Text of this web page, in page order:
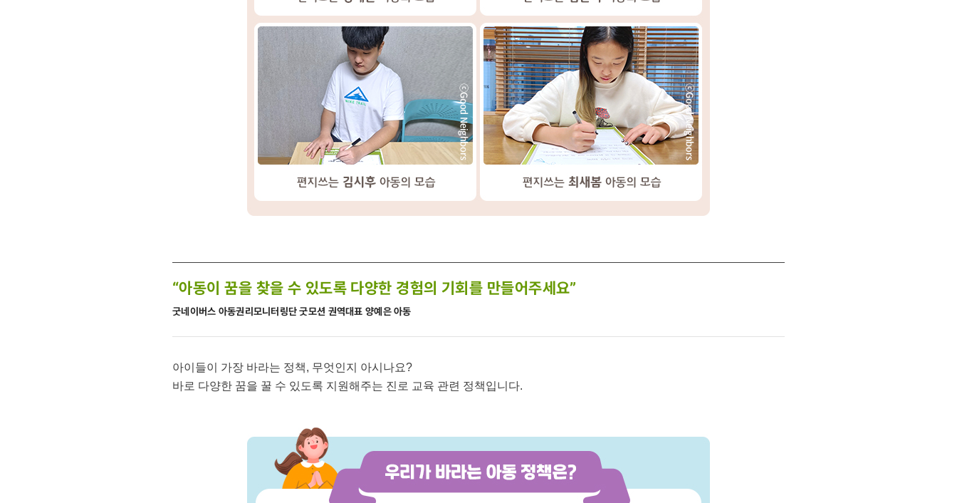
“아동이 꿈을 찾을 수 있도록 다양한 경험의 기회를 만들어주세요”
굿네이버스 아동권리모니터링단 굿모션 권역대표 양예은 아동
아이들이 가장 바라는 정책, 무엇인지 아시나요?
바로 다양한 꿈을 꿀 수 있도록 지원해주는 진로 교육 관련 정책입니다.